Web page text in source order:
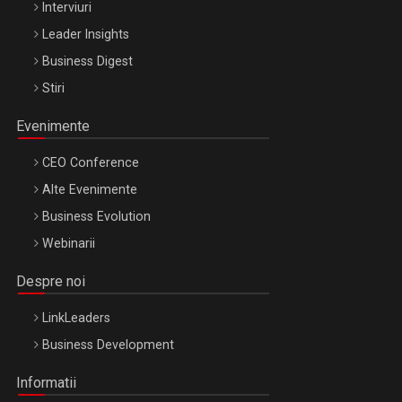
Interviuri
Leader Insights
Business Digest
Stiri
Evenimente
CEO Conference
Alte Evenimente
Business Evolution
Webinarii
Despre noi
LinkLeaders
Business Development
Informatii